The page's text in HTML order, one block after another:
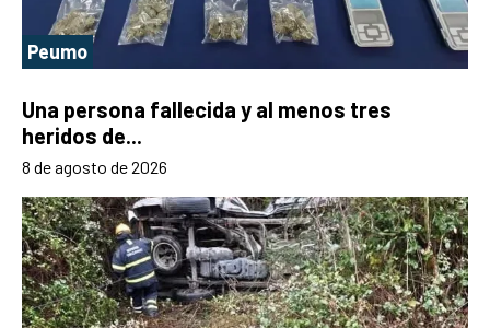
Peumo
Una persona fallecida y al menos tres
heridos de...
8 de agosto de 2026